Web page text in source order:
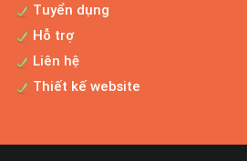
vào hoạt động,
Tuyển dụng
Hỗ trợ
Liên hệ
Thiết kế website